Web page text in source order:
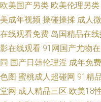
欧美国产另类 欧美伦理另类
美成年视频 操碰操揉 成人
在线观看免费 岛国精品在
影在线观看 91网国产尤物在
同 国产日韩伦理淫 成年免
色图 蜜桃成人超碰网 91精
堂网 成人精品三区 欧美18